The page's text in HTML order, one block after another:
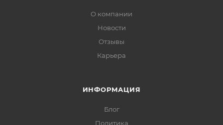
О компании
Новости
Отзывы
Карьера
ИНФОРМАЦИЯ
Блог
Политика